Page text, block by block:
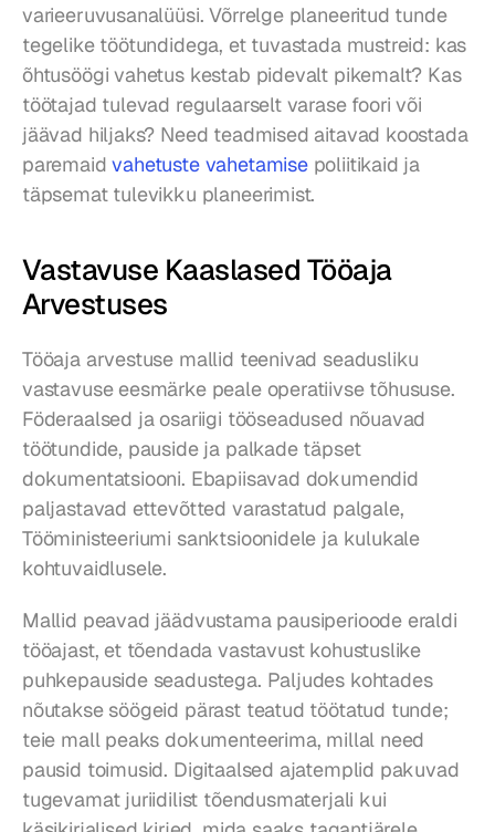
varieeruvusanalüüsi. Võrrelge planeeritud tunde
tegelike töötundidega, et tuvastada mustreid: kas
õhtusöögi vahetus kestab pidevalt pikemalt? Kas
töötajad tulevad regulaarselt varase foori või
jäävad hiljaks? Need teadmised aitavad koostada
paremaid vahetuste vahetamise poliitikaid ja
täpsemat tulevikku planeerimist.
Vastavuse Kaaslased Tööaja
Arvestuses
Tööaja arvestuse mallid teenivad seadusliku
vastavuse eesmärke peale operatiivse tõhususe.
Föderaalsed ja osariigi tööseadused nõuavad
töötundide, pauside ja palkade täpset
dokumentatsiooni. Ebapiisavad dokumendid
paljastavad ettevõtted varastatud palgale,
Tööministeeriumi sanktsioonidele ja kulukale
kohtuvaidlusele.
Mallid peavad jäädvustama pausiperioode eraldi
tööajast, et tõendada vastavust kohustuslike
puhkepauside seadustega. Paljudes kohtades
nõutakse söögeid pärast teatud töötatud tunde;
teie mall peaks dokumenteerima, millal need
pausid toimusid. Digitaalsed ajatemplid pakuvad
tugevamat juriidilist tõendusmaterjali kui